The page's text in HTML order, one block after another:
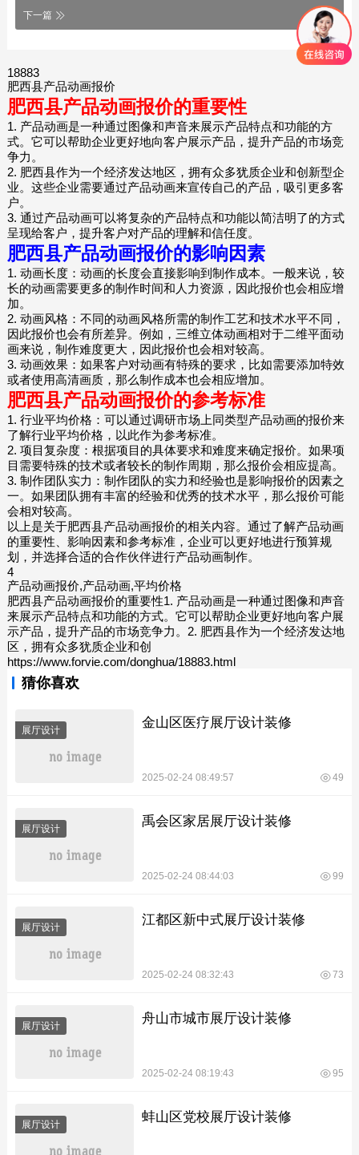
下一篇
18883
肥西县产品动画报价
肥西县产品动画报价的重要性
1. 产品动画是一种通过图像和声音来展示产品特点和功能的方
式。它可以帮助企业更好地向客户展示产品，提升产品的市场竞
争力。
2. 肥西县作为一个经济发达地区，拥有众多犹质企业和创新型企
业。这些企业需要通过产品动画来宣传自己的产品，吸引更多客
户。
3. 通过产品动画可以将复杂的产品特点和功能以简洁明了的方式
呈现给客户，提升客户对产品的理解和信任度。
肥西县产品动画报价的影响因素
1. 动画长度：动画的长度会直接影响到制作成本。一般来说，较
长的动画需要更多的制作时间和人力资源，因此报价也会相应增
加。
2. 动画风格：不同的动画风格所需的制作工艺和技术水平不同，
因此报价也会有所差异。例如，三维立体动画相对于二维平面动
画来说，制作难度更大，因此报价也会相对较高。
3. 动画效果：如果客户对动画有特殊的要求，比如需要添加特效
或者使用高清画质，那么制作成本也会相应增加。
肥西县产品动画报价的参考标准
1. 行业平均价格：可以通过调研市场上同类型产品动画的报价来
了解行业平均价格，以此作为参考标准。
2. 项目复杂度：根据项目的具体要求和难度来确定报价。如果项
目需要特殊的技术或者较长的制作周期，那么报价会相应提高。
3. 制作团队实力：制作团队的实力和经验也是影响报价的因素之
一。如果团队拥有丰富的经验和优秀的技术水平，那么报价可能
会相对较高。
以上是关于肥西县产品动画报价的相关内容。通过了解产品动画
的重要性、影响因素和参考标准，企业可以更好地进行预算规
划，并选择合适的合作伙伴进行产品动画制作。
4
产品动画报价,产品动画,平均价格
肥西县产品动画报价的重要性1. 产品动画是一种通过图像和声音
来展示产品特点和功能的方式。它可以帮助企业更好地向客户展
示产品，提升产品的市场竞争力。2. 肥西县作为一个经济发达地
区，拥有众多犹质企业和创
https://www.forvie.com/donghua/18883.html
猜你喜欢
展厅设计 金山区医疗展厅设计装修
2025-02-24 08:49:57 49
展厅设计 禹会区家居展厅设计装修
2025-02-24 08:44:03 99
展厅设计 江都区新中式展厅设计装修
2025-02-24 08:32:43 73
展厅设计 舟山市城市展厅设计装修
2025-02-24 08:19:43 95
展厅设计 蚌山区党校展厅设计装修